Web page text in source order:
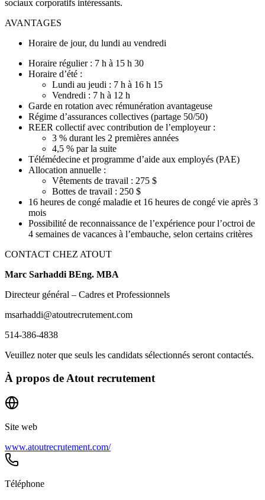
sociaux corporatifs intéressants.
AVANTAGES
Horaire de jour, du lundi au vendredi
Horaire régulier : 7 h à 15 h 30
Horaire d’été :
Lundi au jeudi : 7 h à 16 h 15
Vendredi : 7 h à 12 h
Garde en rotation avec rémunération avantageuse
Régime d’assurances collectives (partage 50/50)
REER collectif avec contribution de l’employeur :
3 % durant les 2 premières années
4,5 % par la suite
Télémédecine et programme d’aide aux employés (PAE)
Allocation annuelle :
Vêtements de travail : 275 $
Bottes de travail : 250 $
16 heures de congé maladie et 16 heures de congé vie après 3
mois
Possibilité de reconnaissance de l’expérience pour l’octroi de
4 semaines de vacances à l’embauche, selon certains critères
CONTACT CHEZ ATOUT
Marc Sarhaddi BEng. MBA
Directeur général – Cadres et Professionnels
msarhaddi@atoutrecrutement.com
514-386-4838
Veuillez noter que seuls les candidats sélectionnés seront contactés.
À propos de Atout recrutement
Site web
www.atoutrecrutement.com/
Téléphone